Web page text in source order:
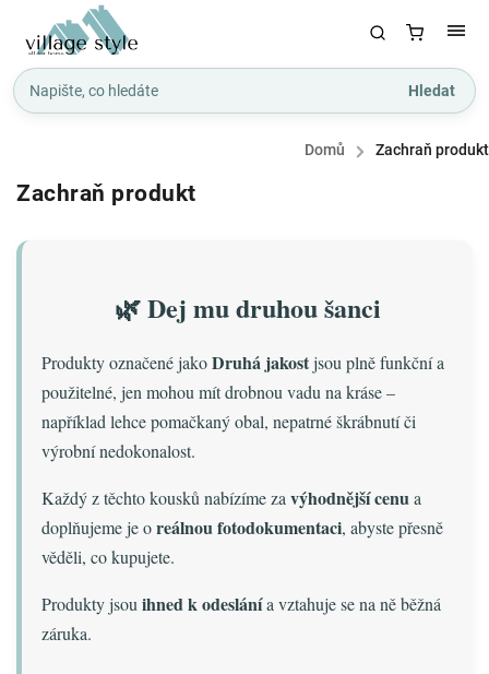
Hledat
Domů / Zachraň produkt
Zachraň produkt
🌿 Dej mu druhou šanci
Produkty označené jakoDruhá jakostjsou plně funkční a
použitelné, jen mohou mít drobnou vadu na kráse –
například lehce pomačkaný obal, nepatrné škrábnutí či
výrobní nedokonalost.
Každý z těchto kousků nabízíme za výhodnější cenua
doplňujeme je oreálnou fotodokumentaci, abyste přesně
věděli, co kupujete.
Produkty jsou ihned k odeslánía vztahuje se na ně běžná
záruka.